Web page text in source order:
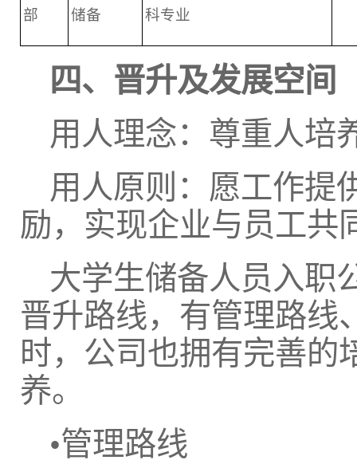
部
储备
科专业
四、晋升及发展空间
用人理念：尊重人培
用人原则：愿工作提
励，实现企业与员工共
大学生储备人员入职
晋升路线，有管理路线
时，公司也拥有完善的
养。
•管理路线